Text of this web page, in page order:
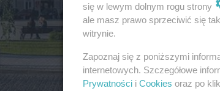
się w lewym dolnym rogu strony
ale masz prawo sprzeciwić się
witrynie.
Zapoznaj się z poniższymi
internetowych. Szczegółowe
Prywatności i Cookies oraz po